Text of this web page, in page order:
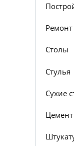
Ремонт
Столы
Стулья
Сухие
Цемент